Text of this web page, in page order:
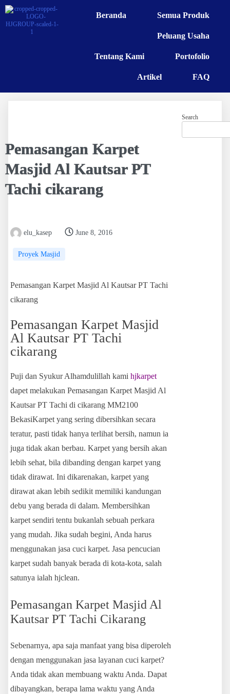
Beranda Semua Produk
Peluang Usaha
Tentang Kami Portofolio
Artikel FAQ
Pemasangan Karpet
Masjid Al Kautsar PT
Tachi cikarang
elu_kasep June 8, 2016
Proyek Masjid
Pemasangan Karpet Masjid Al Kautsar PT Tachi
cikarang
Pemasangan Karpet Masjid
Al Kautsar PT Tachi
cikarang
Puji dan Syukur Alhamdulillah kami hjkarpet
dapet melakukan Pemasangan Karpet Masjid Al
Kautsar PT Tachi di cikarang MM2100
BekasiKarpet yang sering dibersihkan secara
teratur, pasti tidak hanya terlihat bersih, namun ia
juga tidak akan berbau. Karpet yang bersih akan
lebih sehat, bila dibanding dengan karpet yang
tidak dirawat. Ini dikarenakan, karpet yang
dirawat akan lebih sedikit memiliki kandungan
debu yang berada di dalam. Membersihkan
karpet sendiri tentu bukanlah sebuah perkara
yang mudah. Jika sudah begini, Anda harus
menggunakan jasa cuci karpet. Jasa pencucian
karpet sudah banyak berada di kota-kota, salah
satunya ialah hjclean.
Pemasangan Karpet Masjid Al
Kautsar PT Tachi Cikarang
Sebenarnya, apa saja manfaat yang bisa diperoleh
dengan menggunakan jasa layanan cuci karpet?
Anda tidak akan membuang waktu Anda. Dapat
dibayangkan, berapa lama waktu yang Anda
Search